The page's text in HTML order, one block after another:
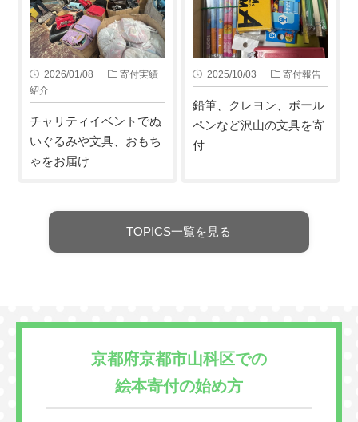
2026/01/08
寄付実績
紹介
チャリティイベントでぬ
いぐるみや文具、おもち
ゃをお届け
2025/10/03 寄付報告
鉛筆、クレヨン、ボール
ペンなど沢山の文具を寄
付
TOPICS一覧を見る
京都府京都市山科区での
絵本寄付の始め方